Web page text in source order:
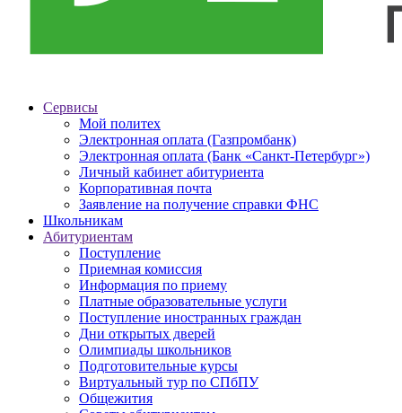
Сервисы
Мой политех
Электронная оплата (Газпромбанк)
Электронная оплата (Банк «Санкт-Петербург»)
Личный кабинет абитуриента
Корпоративная почта
Заявление на получение справки ФНС
Школьникам
Абитуриентам
Поступление
Приемная комиссия
Информация по приему
Платные образовательные услуги
Поступление иностранных граждан
Дни открытых дверей
Олимпиады школьников
Подготовительные курсы
Виртуальный тур по СПбПУ
Общежития